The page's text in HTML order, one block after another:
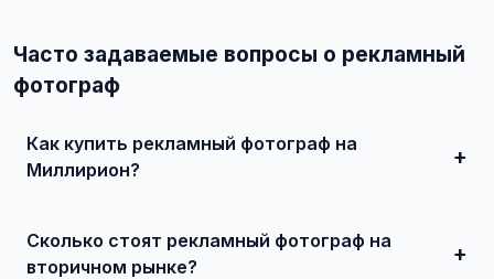
Часто задаваемые вопросы о рекламный
фотограф
Как купить рекламный фотограф на
Миллирион?
встрече и совершите сделку. Для дорогих автомобилей
рекомендуется провести независимую экспертизу.
Сколько стоят рекламный фотограф на
вторичном рынке?